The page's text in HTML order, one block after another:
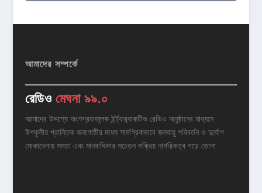
আমাদের সম্পর্কে
রেডিও মেঘনা ৯৯.০
আমাদের উদ্দশ্যে অংশগ্রহনমূলক ইর্ন্ট্যার‌্যাকটিভ রেডিও অনুষ্ঠানের মাধ্যমে
উপকুলীয় প্রান্তিক জনগোষ্ঠীর মধ্যে সামগ্রিকভাবে জলবায়ু পরিবর্তন ও দুর্যোগ
মোকাবেলায় সমতা এবং মানবাধিকার সচেতন সক্রিয় নাগরিকত্ব গড়ে তোলা